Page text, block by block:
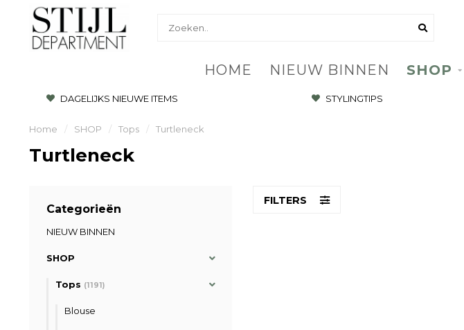
HOME NIEUW BINNEN SHOP
DAGELIJKS NIEUWE ITEMS STYLINGTIPS
Home / SHOP / Tops / Turtleneck
Turtleneck
Categorieën
NIEUW BINNEN
SHOP
Tops (1191)
Blouse
FILTERS